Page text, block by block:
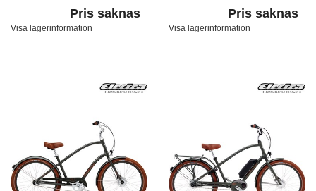
Pris saknas
Visa lagerinformation
Pris saknas
Visa lagerinformation